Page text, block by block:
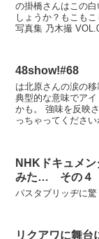
の掛橋さんはこの
しょうか？もこも
写真集 乃木撮
48show!#68
は北原さんの涙の
典型的な意味でア
かも。 強味を反映
っちゃってくださ
NHKドキュメ
みた… その４
パスタブリッヂに
リクアワに舞台